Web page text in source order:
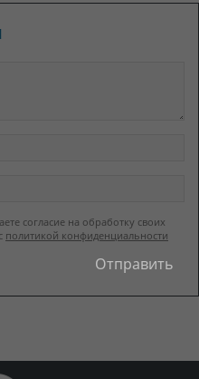
согласие на обработку своих
политикой конфиденциальности